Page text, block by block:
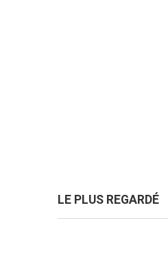
LE PLUS REGARDÉ